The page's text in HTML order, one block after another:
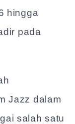
hingga
pada
Jazz dalam
salah satu